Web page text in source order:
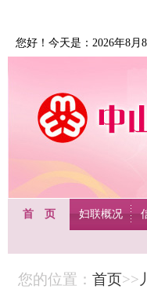
您好！今天是：2026年8月
首 页 妇联概况
您的位置： 首页>>